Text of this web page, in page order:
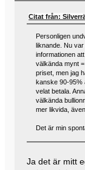
Citat från:
Personligen
liknande. Nu
informationen
välkända mynt
priset, men jag
kanske 90-95%
velat betala.
välkända
mer likvida,
Det är min
Ja det är mitt